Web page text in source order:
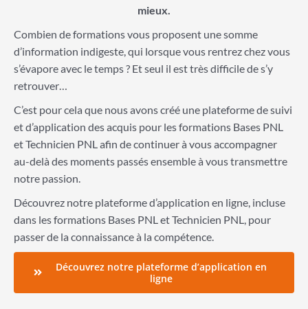
mieux.
Combien de formations vous proposent une somme
d’information indigeste, qui lorsque vous rentrez chez vous
s’évapore avec le temps ? Et seul il est très difficile de s’y
retrouver…
C’est pour cela que nous avons créé une plateforme de suivi
et d’application des acquis pour les formations Bases PNL
et Technicien PNL afin de continuer à vous accompagner
au-delà des moments passés ensemble à vous transmettre
notre passion.
Découvrez notre plateforme d’application en ligne, incluse
dans les formations Bases PNL et Technicien PNL, pour
passer de la connaissance à la compétence.
Découvrez notre plateforme d’application en
ligne